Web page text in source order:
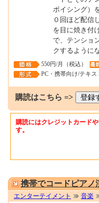
ボイシング）
０回ほど配信
を目に焼き付
で、テンショ
クするように
550円/月（税込）
PC・携帯向け/テキス
購読はこちら =>
購読にはクレジットカード
す。
携帯でコードピアノ
エンターテイメント 音楽